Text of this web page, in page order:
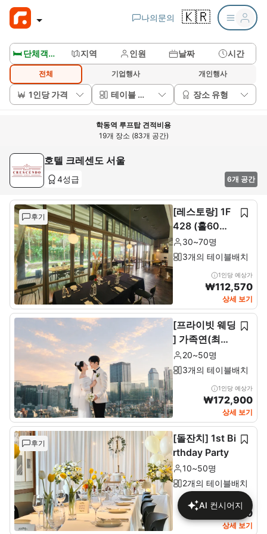
나의문의 🇰🇷
🛏️ 단체객실보기 지역 인원 날짜 시간
전체 기업행사 개인행사
1인당 가격 테이블 배치 장소 유형
학동역 루프탑 견적비용
19개 장소 (83개 공간)
호텔 크레센도 서울
4성급 6개 공간
후기
[레스토랑] 1F
428 (홀60석+
룸10석)
30~70명
3개의 테이블배치
1인당 예상가
₩112,570
상세 보기
[프라이빗 웨딩
] 가족연(최소2
0~최대 50인)
20~50명
3개의 테이블배치
1인당 예상가
₩172,900
상세 보기
후기
[돌잔치] 1st Bi
rthday Party
10~50명
2개의 테이블배치
1인당 예상가
₩137,680
상세 보기
AI 컨시어지